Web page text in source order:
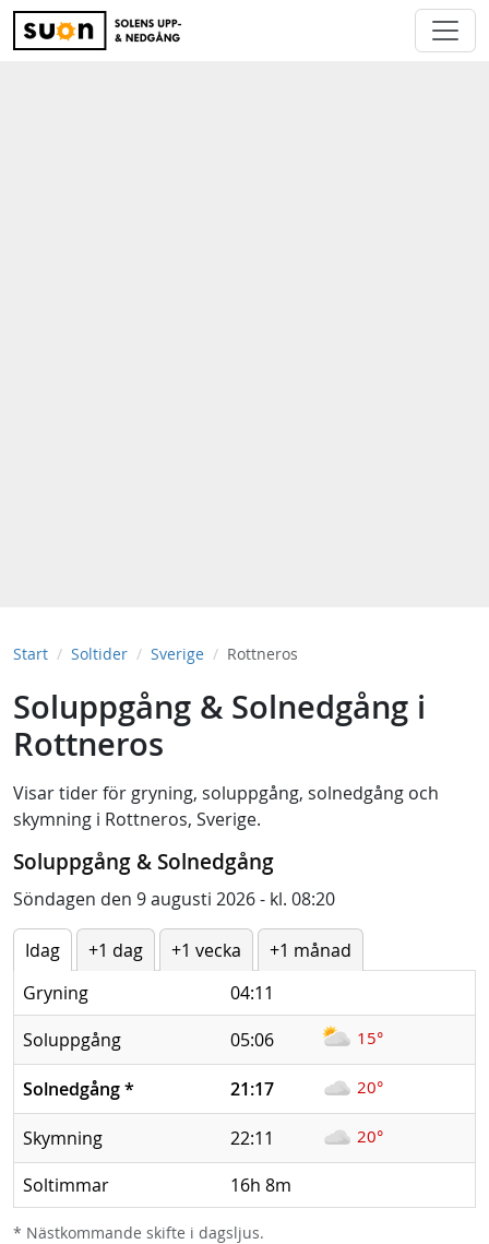
Start Soltider Sverige Rottneros
Soluppgång & Solnedgång i
Rottneros
Visar tider för gryning, soluppgång, solnedgång och
skymning i Rottneros, Sverige.
Soluppgång & Solnedgång
Söndagen den 9 augusti 2026 - kl. 08:20
Idag +1 dag +1 vecka
+1 månad
Gryning
04:11
Soluppgång
05:06 15°
Solnedgång* 21:17 20°
Skymning 22:11 20°
Soltimmar 16h 8m
* Nästkommande skifte i dagsljus.